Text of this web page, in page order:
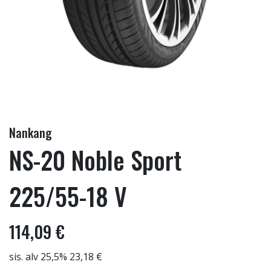
Nankang
NS-20 Noble Sport
225/55-18 V
114,09 €
sis. alv 25,5% 23,18 €